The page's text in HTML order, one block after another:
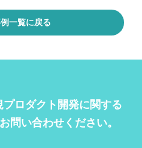
一覧に戻る
ロダクト開発に関する
問い合わせください。